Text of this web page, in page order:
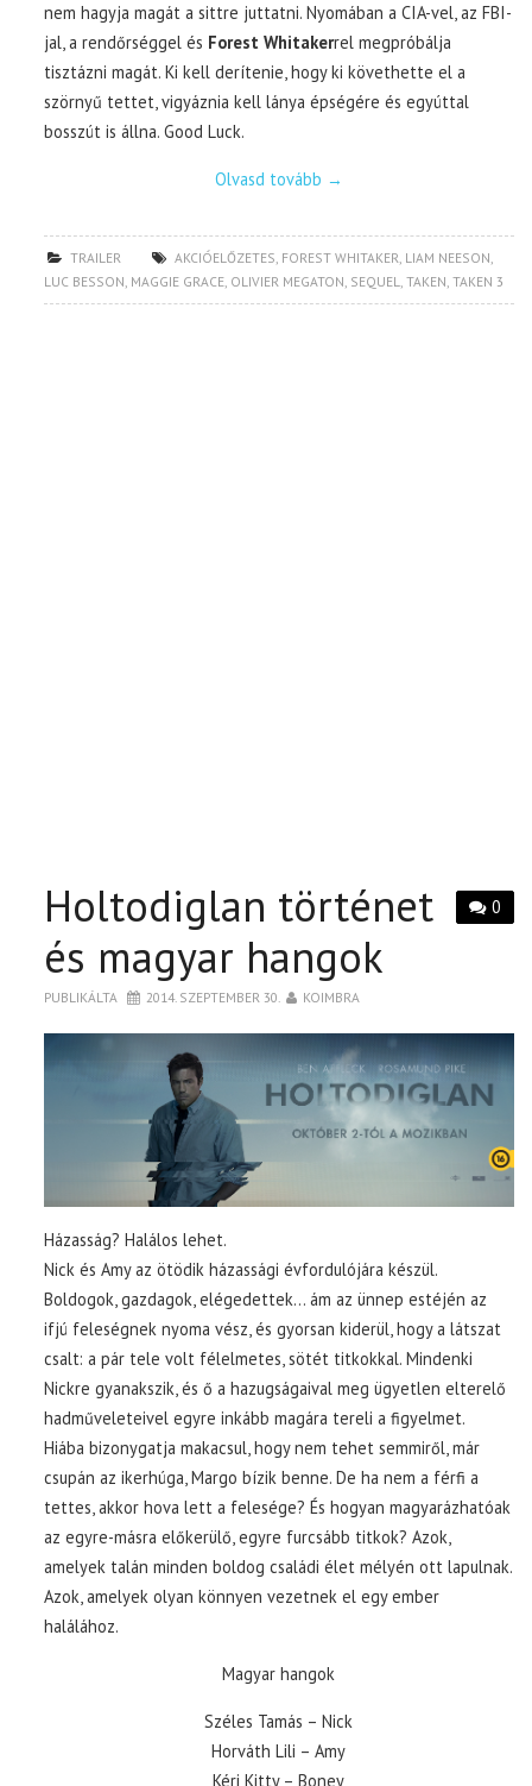
nem hagyja magát a sittre juttatni. Nyomában a CIA-vel, az FBI-
jal, a rendőrséggel és Forest Whitakerrel megpróbálja
tisztázni magát. Ki kell derítenie, hogy ki követhette el a
szörnyű tettet, vigyáznia kell lánya épségére és egyúttal
bosszút is állna. Good Luck.
Olvasd tovább →
TRAILER AKCIÓELŐZETES, FOREST WHITAKER, LIAM NEESON,
LUC BESSON, MAGGIE GRACE, OLIVIER MEGATON, SEQUEL,TAKEN,TAKEN 3
0
Holtodiglan történet
és magyar hangok
PUBLIKÁLTA 2014. SZEPTEMBER 30. KOIMBRA
Házasság? Halálos lehet.
Nick és Amy az ötödik házassági évfordulójára készül.
Boldogok, gazdagok, elégedettek… ám az ünnep estéjén az
ifjú feleségnek nyoma vész, és gyorsan kiderül, hogy a látszat
csalt: a pár tele volt félelmetes, sötét titkokkal. Mindenki
Nickre gyanakszik, és ő a hazugságaival meg ügyetlen elterelő
hadműveleteivel egyre inkább magára tereli a figyelmet.
Hiába bizonygatja makacsul, hogy nem tehet semmiről, már
csupán az ikerhúga, Margo bízik benne. De ha nem a férfi a
tettes, akkor hova lett a felesége? És hogyan magyarázhatóak
az egyre-másra előkerülő, egyre furcsább titkok? Azok,
amelyek talán minden boldog családi élet mélyén ott lapulnak.
Azok, amelyek olyan könnyen vezetnek el egy ember
halálához.
Magyar hangok
Széles Tamás – Nick
Horváth Lili – Amy
Kéri Kitty – Boney